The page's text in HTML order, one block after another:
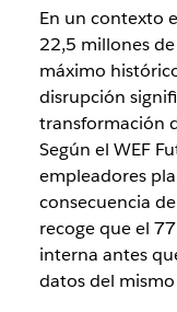
En un contexto
22,5 millones
máximo
disrupción
transformación
Según el WEF
empleadores
consecuencia
recoge que el
interna antes
datos del